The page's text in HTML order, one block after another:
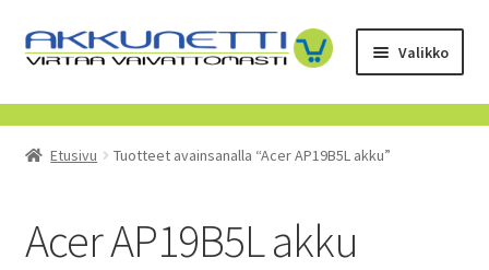
Siirry
navigointiin
Siirry
sisältöön
Valikko
Kauppa
Tietoa meistä
Etusivu Tuotteet avainsanalla “Acer AP19B5L akku”
Acer AP19B5L akku